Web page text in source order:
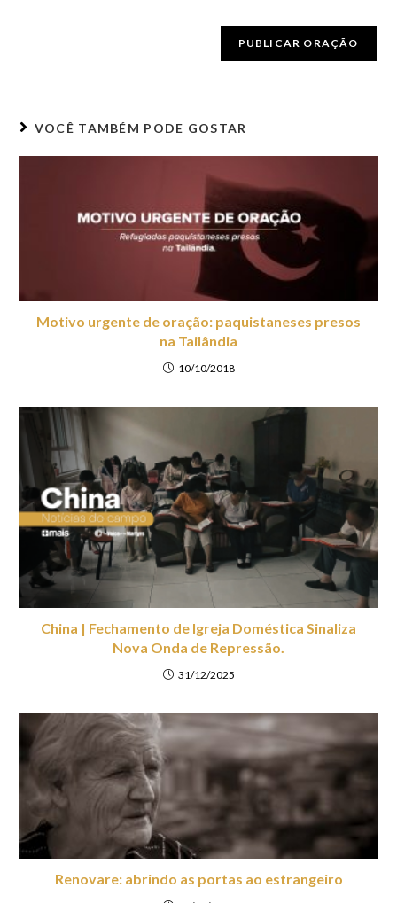
VOCÊ TAMBÉM PODE GOSTAR
Motivo urgente de oração: paquistaneses presos
na Tailândia
10/10/2018
China | Fechamento de Igreja Doméstica Sinaliza
Nova Onda de Repressão.
31/12/2025
Renovare: abrindo as portas ao estrangeiro